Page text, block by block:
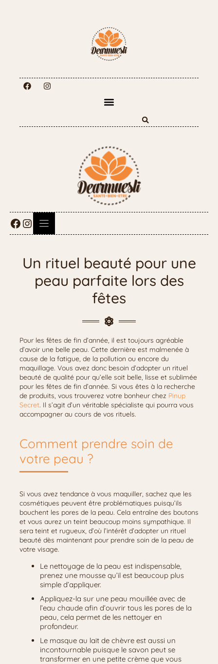
Un rituel beauté pour une
peau parfaite lors des
fêtes
Pour les fêtes de fin d’année, il est toujours agréable
d’avoir une belle peau. Cette dernière est malmenée à
cause de la fatigue, de la pollution ou encore du
maquillage. Vous avez donc besoin d’adopter un rituel
beauté de qualité pour qu’elle soit belle, lisse et sublimée
pour les fêtes de fin d’année. Si vous êtes à la recherche
de produits, vous trouverez votre bonheur chez Pinup
Secret. Il s’agit d’un véritable spécialiste qui pourra vous
accompagner au cours de vos rituels.
Comment prendre soin de
votre peau ?
Si vous avez tendance à vous maquiller, sachez que les
cosmétiques peuvent être problématiques puisqu’ils
bouchent les pores de la peau. Cela entraîne des boutons
et vous aurez un teint beaucoup moins sympathique. Il
sera teint et rugueux, d’où l’intérêt d’adopter un rituel
beauté dès maintenant pour prendre soin de la peau de
votre visage.
Le nettoyage de la peau est indispensable,
prenez une mousse qu’il est beaucoup plus
simple d’appliquer.
Appliquez-la sur une peau mouillée avec de
l’eau chaude afin d’ouvrir tous les pores de la
peau, cela permet de les nettoyer en
profondeur.
Le masque au lait de chèvre est aussi un
incontournable puisque le savon peut se
transformer en une petite crème que vous